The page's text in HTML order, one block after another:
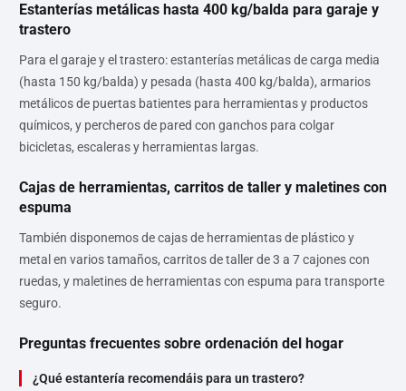
Estanterías metálicas hasta 400 kg/balda para garaje y
trastero
Para el garaje y el trastero: estanterías metálicas de carga media
(hasta 150 kg/balda) y pesada (hasta 400 kg/balda), armarios
metálicos de puertas batientes para herramientas y productos
químicos, y percheros de pared con ganchos para colgar
bicicletas, escaleras y herramientas largas.
Cajas de herramientas, carritos de taller y maletines con
espuma
También disponemos de cajas de herramientas de plástico y
metal en varios tamaños, carritos de taller de 3 a 7 cajones con
ruedas, y maletines de herramientas con espuma para transporte
seguro.
Preguntas frecuentes sobre ordenación del hogar
¿Qué estantería recomendáis para un trastero?